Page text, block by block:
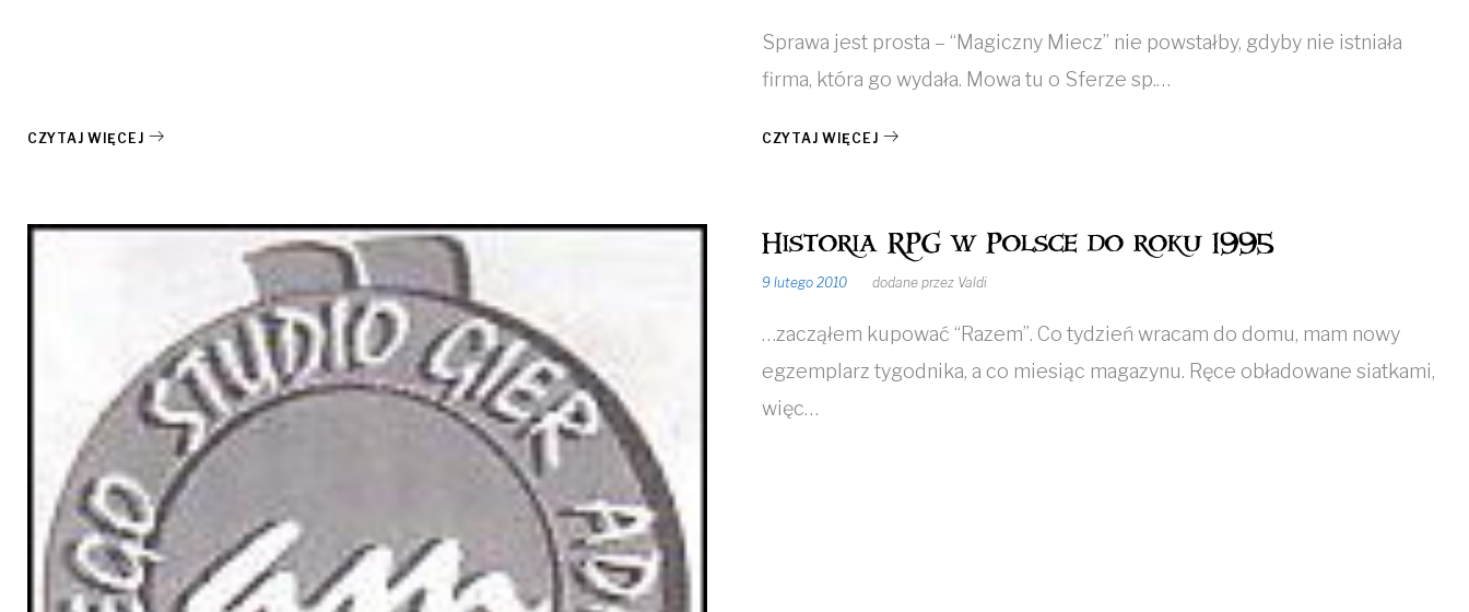
CZYTAJ WIĘCEJ
Sprawa jest prosta – “Magiczny Miecz” nie powstałby, gdyby nie istniała
firma, która go wydała. Mowa tu o Sferze sp.…
CZYTAJ WIĘCEJ
Historia RPG w Polsce do roku 1995
9 lutego 2010 dodane przez Valdi
…zacząłem kupować “Razem”. Co tydzień wracam do domu, mam nowy
egzemplarz tygodnika, a co miesiąc magazynu. Ręce obładowane siatkami,
więc…